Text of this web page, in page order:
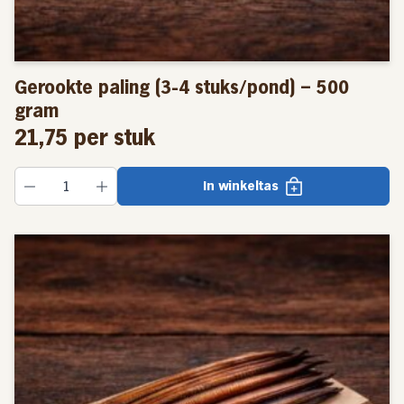
en wat minder snel uit elkaar groeit.
Na ongeveer 1,5 tot 2 jaar groeit een paling uit van een
glasaaltje tot een volwassen paling. Palingen die groot
genoeg zijn om verwerkt te worden tot gerookte paling
worden 4-5 dagen in zuiver water gehouden. Dit om de
eventuele grondsmaak te voorkomen.
Volgens strenge hygiëne-eisen
Wij werken in onze palingrokerijvolgens alle strenge
hygiëne-eisen van de voedsel en waren autoriteit.
Daardoor zijn wij gecertificeerd en bezitten wij een EG-
nummer. Wat inhoudt dat wij aan iedereen onze paling
mogen leveren, van particulier tot winkelbedrijf en van
Gerookte paling (3-4 stuks/pond) – 500
gram
21,75 per stuk
In winkeltas